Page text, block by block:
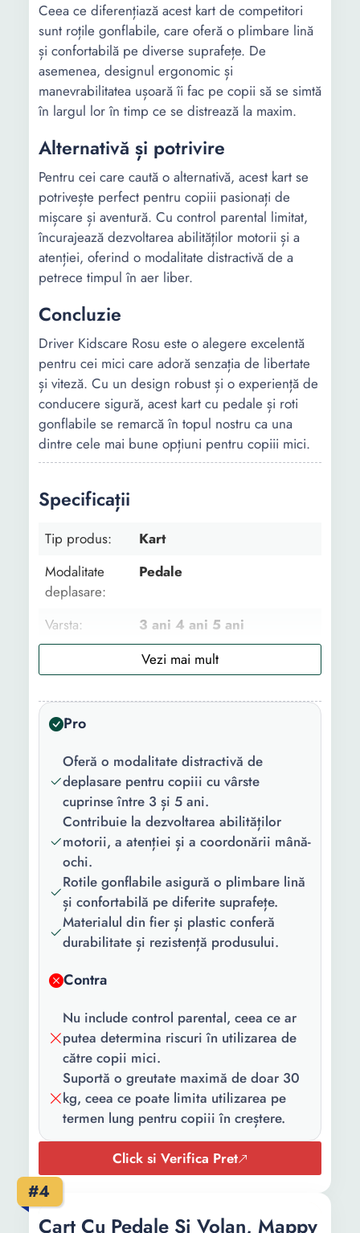
Ceea ce diferențiază acest kart de competitori
sunt roțile gonflabile, care oferă o plimbare lină
și confortabilă pe diverse suprafețe. De
asemenea, designul ergonomic și
manevrabilitatea ușoară îi fac pe copii să se simtă
în largul lor în timp ce se distrează la maxim.
Alternativă și potrivire
Pentru cei care caută o alternativă, acest kart se
potrivește perfect pentru copiii pasionați de
mișcare și aventură. Cu control parental limitat,
încurajează dezvoltarea abilităților motorii și a
atenției, oferind o modalitate distractivă de a
petrece timpul în aer liber.
Concluzie
Driver Kidscare Rosu este o alegere excelentă
pentru cei mici care adoră senzația de libertate
și viteză. Cu un design robust și o experiență de
conducere sigură, acest kart cu pedale și roti
gonflabile se remarcă în topul nostru ca una
dintre cele mai bune opțiuni pentru copiii mici.
Specificații
Tip produs:
Kart
Modalitate
deplasare:
Pedale
Varsta:
3 ani 4 ani 5 ani
parental:
Fara asistenta parinte
dezvoltate:
Agilitatea,atentia,coordonarea
Material:
Fier si plastic
Tip roata:
Cauciuc
Numar locuri:
1
Culoare:
Rosu
Greutate
maxima
30 Kg
Pro
Oferă o modalitate distractivă de
deplasare pentru copiii cu vârste
cuprinse între 3 și 5 ani.
Contribuie la dezvoltarea abilităților
motorii, a atenției și a coordonării mână-
ochi.
Rotile gonflabile asigură o plimbare lină
și confortabilă pe diferite suprafețe.
Materialul din fier și plastic conferă
durabilitate și rezistență produsului.
Contra
Nu include control parental, ceea ce ar
putea determina riscuri în utilizarea de
către copii mici.
Suportă o greutate maximă de doar 30
kg, ceea ce poate limita utilizarea pe
termen lung pentru copiii în creștere.
Click si Verifica Pret
#4
Cart Cu Pedale Si Volan, Mappy